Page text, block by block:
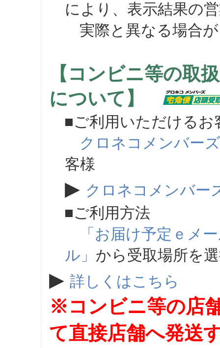
により、表示結果の
実際と異なる場合が
【コンビニ等の取
について】
■ご利用いただけるお
クロネコメンバーズ
客様
▶ クロネコメンバー
■ご利用方法
「お届け予定ｅメ
ル」 から受取場所を
▶ 詳しくはこちら
※コンビニ等の店
て直接店舗へ発送